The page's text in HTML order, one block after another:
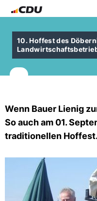
10. Hoffest des
Wenn Bauer Lienig
So auch am 01.
traditionellen